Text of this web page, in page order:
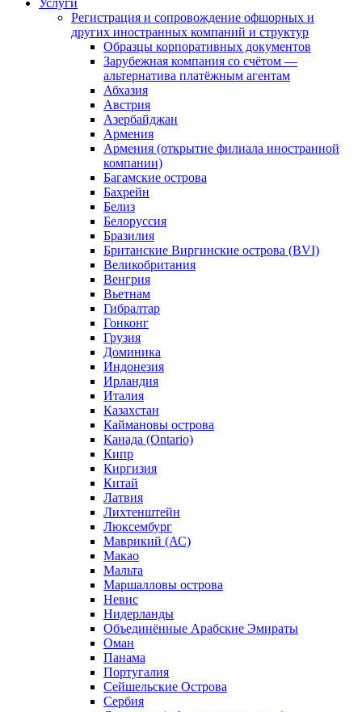
Услуги
Регистрация и сопровождение офшорных и
других иностранных компаний и структур
Образцы корпоративных документов
Зарубежная компания со счётом —
альтернатива платёжным агентам
Абхазия
Австрия
Азербайджан
Армения
Армения (открытие филиала иностранной
компании)
Багамские острова
Бахрейн
Белиз
Белоруссия
Бразилия
Британские Виргинские острова (BVI)
Великобритания
Венгрия
Вьетнам
Гибралтар
Гонконг
Грузия
Доминика
Индонезия
Ирландия
Италия
Казахстан
Каймановы острова
Канада (Ontario)
Кипр
Киргизия
Китай
Латвия
Лихтенштейн
Люксембург
Маврикий (АС)
Макао
Мальта
Маршалловы острова
Нeвис
Нидерланды
Объединённые Арабские Эмираты
Оман
Панама
Португалия
Сейшельские Острова
Сербия